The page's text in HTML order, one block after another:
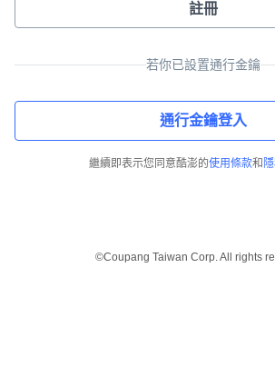
註冊
若你已設置通行金鑰
通行金鑰登入
繼續即表示您同意酷澎的使用條款和
©Coupang Taiwan Corp. All rights